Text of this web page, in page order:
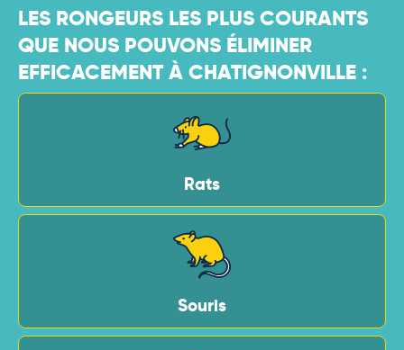
LES RONGEURS LES PLUS COURANTS
QUE NOUS POUVONS ÉLIMINER
EFFICACEMENT À CHATIGNONVILLE :
Rats
Souris